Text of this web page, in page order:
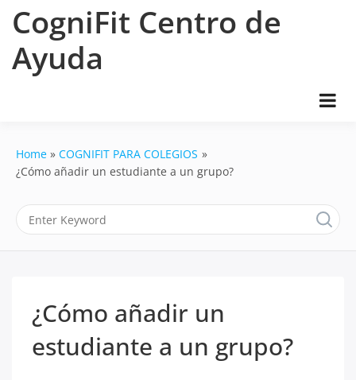
CogniFit Centro de
Ayuda
Home
COGNIFIT PARA COLEGIOS
¿Cómo añadir un estudiante a un grupo?
¿Cómo añadir un
estudiante a un grupo?